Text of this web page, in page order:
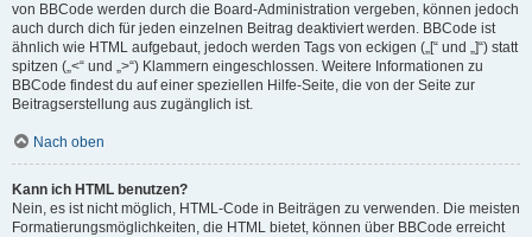
von BBCode werden durch die Board-Administration vergeben, können jedoch
auch durch dich für jeden einzelnen Beitrag deaktiviert werden. BBCode ist
ähnlich wie HTML aufgebaut, jedoch werden Tags von eckigen („[“ und „]“) statt
spitzen („<“ und „>“) Klammern eingeschlossen. Weitere Informationen zu
BBCode findest du auf einer speziellen Hilfe-Seite, die von der Seite zur
Beitragserstellung aus zugänglich ist.
Nach oben
Kann ich HTML benutzen?
Nein, es ist nicht möglich, HTML-Code in Beiträgen zu verwenden. Die meisten
Formatierungsmöglichkeiten, die HTML bietet, können über BBCode erreicht